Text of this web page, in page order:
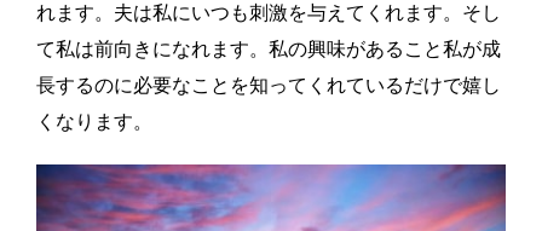
れます。夫は私にいつも刺激を与えてくれます。そし
て私は前向きになれます。私の興味があること私が成
長するのに必要なことを知ってくれているだけで嬉し
くなります。